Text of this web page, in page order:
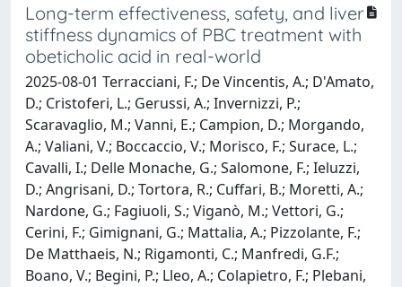
Long-term effectiveness, safety, and liver
stiffness dynamics of PBC treatment with
obeticholic acid in real-world
2025-08-01 Terracciani, F.; De Vincentis, A.; D'Amato,
D.; Cristoferi, L.; Gerussi, A.; Invernizzi, P.;
Scaravaglio, M.; Vanni, E.; Campion, D.; Morgando,
A.; Valiani, V.; Boccaccio, V.; Morisco, F.; Surace, L.;
Cavalli, I.; Delle Monache, G.; Salomone, F.; Ieluzzi,
D.; Angrisani, D.; Tortora, R.; Cuffari, B.; Moretti, A.;
Nardone, G.; Fagiuoli, S.; Viganò, M.; Vettori, G.;
Cerini, F.; Gimignani, G.; Mattalia, A.; Pizzolante, F.;
De Matthaeis, N.; Rigamonti, C.; Manfredi, G.F.;
Boano, V.; Begini, P.; Lleo, A.; Colapietro, F.; Plebani,